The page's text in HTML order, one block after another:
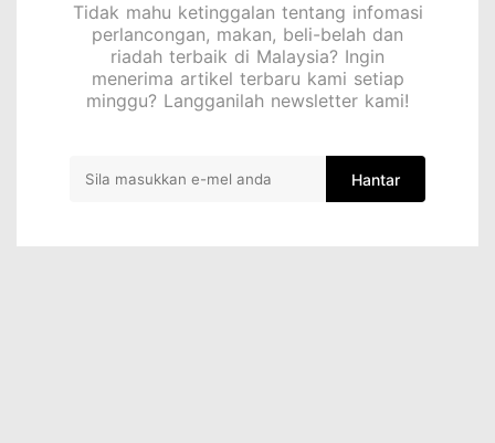
Tidak mahu ketinggalan tentang infomasi
perlancongan, makan, beli-belah dan
riadah terbaik di Malaysia? Ingin
menerima artikel terbaru kami setiap
minggu? Langganilah newsletter kami!
Hantar